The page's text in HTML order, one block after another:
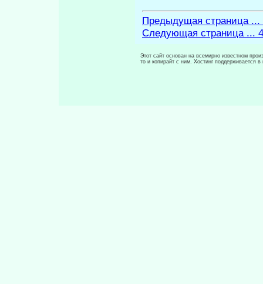
Предыдущая страница ...
Следующая страница ...
Этот сайт основан на всемирно известном
то и копирайт с ним. Хостинг поддерживается